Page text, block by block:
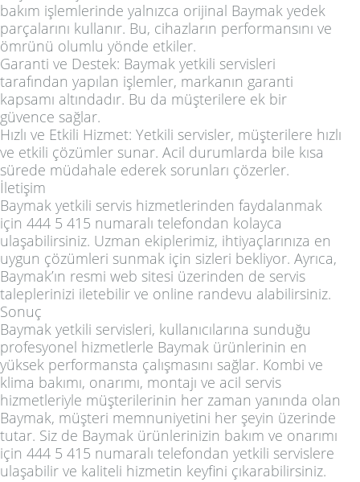
bakım işlemlerinde yalnızca orijinal Baymak yedek
parçalarını kullanır. Bu, cihazların performansını ve
ömrünü olumlu yönde etkiler.
Garanti ve Destek: Baymak yetkili servisleri
tarafından yapılan işlemler, markanın garanti
kapsamı altındadır. Bu da müşterilere ek bir
güvence sağlar.
Hızlı ve Etkili Hizmet: Yetkili servisler, müşterilere hızlı
ve etkili çözümler sunar. Acil durumlarda bile kısa
sürede müdahale ederek sorunları çözerler.
İletişim
Baymak yetkili servis hizmetlerinden faydalanmak
için 444 5 415 numaralı telefondan kolayca
ulaşabilirsiniz. Uzman ekiplerimiz, ihtiyaçlarınıza en
uygun çözümleri sunmak için sizleri bekliyor. Ayrıca,
Baymak’ın resmi web sitesi üzerinden de servis
taleplerinizi iletebilir ve online randevu alabilirsiniz.
Sonuç
Baymak yetkili servisleri, kullanıcılarına sunduğu
profesyonel hizmetlerle Baymak ürünlerinin en
yüksek performansta çalışmasını sağlar. Kombi ve
klima bakımı, onarımı, montajı ve acil servis
hizmetleriyle müşterilerinin her zaman yanında olan
Baymak, müşteri memnuniyetini her şeyin üzerinde
tutar. Siz de Baymak ürünlerinizin bakım ve onarımı
için 444 5 415 numaralı telefondan yetkili servislere
ulaşabilir ve kaliteli hizmetin keyfini çıkarabilirsiniz.